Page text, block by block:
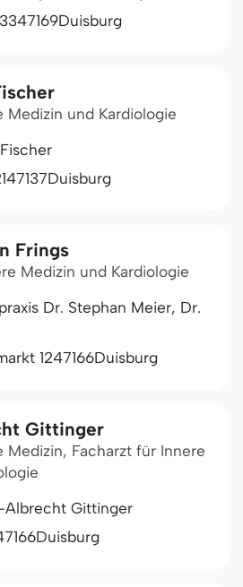
47169Duisburg
Medizin und Kardiologie
47137Duisburg
Frings
Medizin und Kardiologie
Dr. Stephan Meier, Dr.
1247166Duisburg
Gittinger
Medizin, Facharzt für Innere
Albrecht Gittinger
Duisburg